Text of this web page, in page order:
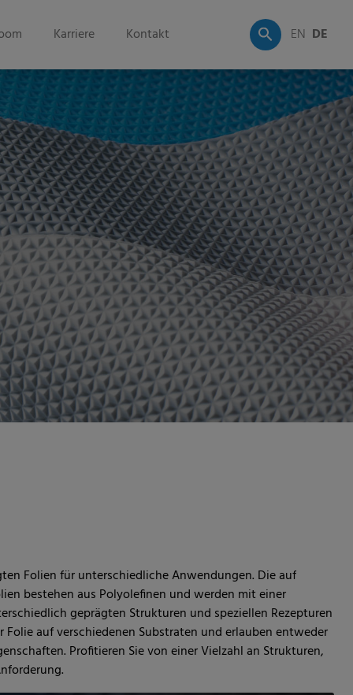
Karriere Kontakt EN DE
Folien für unterschiedliche Anwendungen. Die auf
bestehen aus Polyolefinen und werden mit einer
geprägten Strukturen und speziellen Rezepturen
auf verschiedenen Substraten und erlauben entweder
Profitieren Sie von einer Vielzahl an Strukturen,